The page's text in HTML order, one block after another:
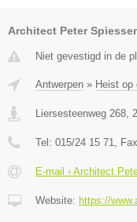
Architect Peter
Niet gevestigd in de
Antwerpen » Heist op
Liersesteenweg 268,
Tel: 015/24 15 71,
E-mail › Architect
Website: https://